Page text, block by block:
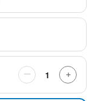
ー 1 ＋